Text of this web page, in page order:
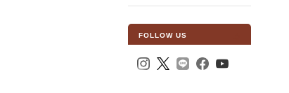
FOLLOW US